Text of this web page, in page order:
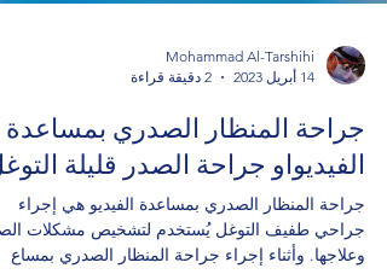
Mohammad Al-Tarshihi
14 أبريل 2023
2 دقيقة قراءة
جراحة المنظار الصدري بمساعدة
الفيديواو جراحة الصدر قليلة